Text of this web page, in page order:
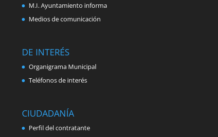
M.I. Ayuntamiento informa
Medios de comunicación
DE INTERÉS
Organigrama Municipal
Teléfonos de interés
CIUDADANÍA
Perfil del contratante